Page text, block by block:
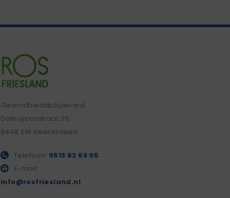
Gezondheidsboulevard
Dalhuysenstraat 35
8448 EW Heerenveen
Telefoon: 0513 62 68 05
E-mail:
info@rosfriesland.nl